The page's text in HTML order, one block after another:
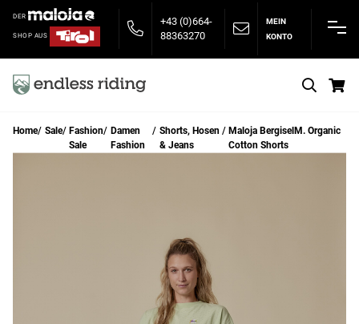
DER
SHOP AUS
+43 (0)664-
88363270
MEIN
KONTO
Home Sale
Fashion
Sale
Damen
Fashion
Shorts, Hosen
& Jeans
Maloja BergiselM. Organic
Cotton Shorts